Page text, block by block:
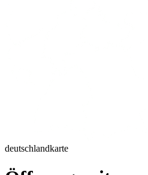
deutschlandkarte